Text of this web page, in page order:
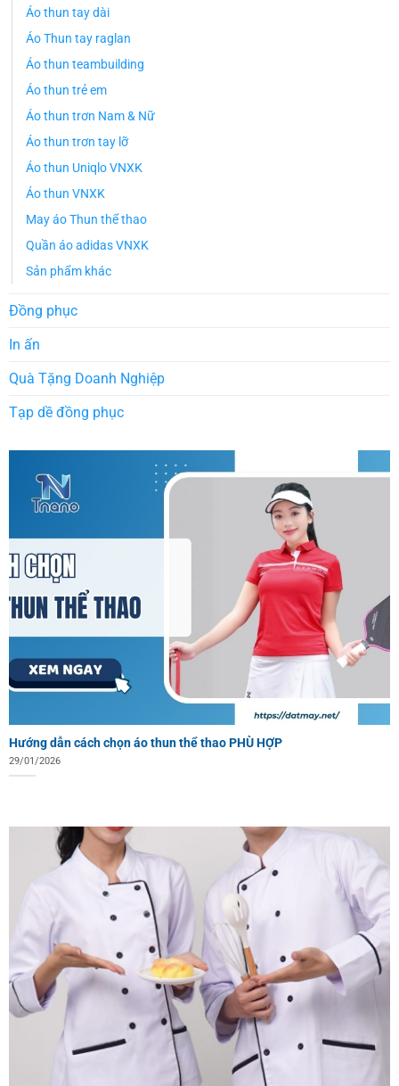
Áo thun tay dài
Áo Thun tay raglan
Áo thun teambuilding
Áo thun trẻ em
Áo thun trơn Nam & Nữ
Áo thun trơn tay lỡ
Áo thun Uniqlo VNXK
Áo thun VNXK
May áo Thun thể thao
Quần áo adidas VNXK
Sản phẩm khác
Đồng phục
In ấn
Quà Tặng Doanh Nghiệp
Tạp dề đồng phục
Hướng dẫn cách chọn áo thun thể thao PHÙ HỢP
29/01/2026